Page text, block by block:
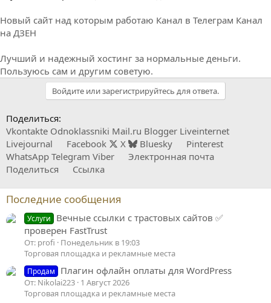
Новый сайт над которым работаю Канал в Телеграм Канал
на ДЗЕН
Лучший и надежный хостинг за нормальные деньги.
Пользуюсь сам и другим советую.
Войдите или зарегистрируйтесь для ответа.
Поделиться:
Vkontakte Odnoklassniki Mail.ru Blogger Liveinternet
Livejournal
Facebook X Bluesky
Pinterest
WhatsApp Telegram Viber
Электронная почта
Поделиться
Ссылка
Последние сообщения
Услуги
Вечные ссылки с трастовых сайтов ✅
проверен FastTrust
От: profi
Понедельник в 19:03
Торговая площадка и рекламные места
Продам Плагин офлайн оплаты для WordPress
От: Nikolai223 1 Август 2026
Торговая площадка и рекламные места